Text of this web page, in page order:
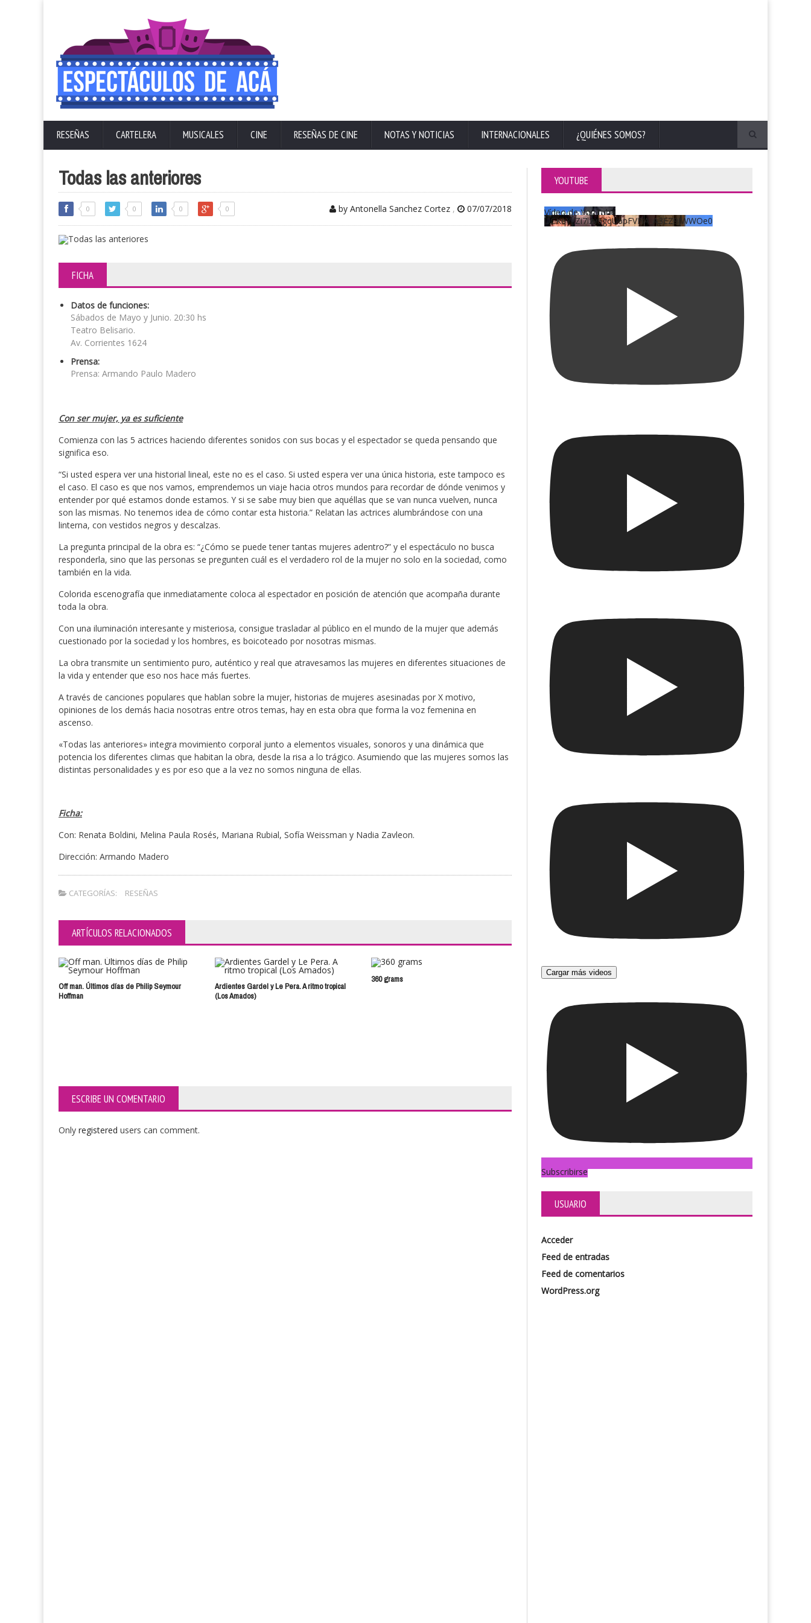
RESEÑAS CARTELERA MUSICALES CINE RESEÑAS DE CINE NOTAS Y NOTICIAS INTERNACIONALES ¿QUIÉNES SOMOS?
Todas las anteriores
0 0 0 0 by Antonella Sanchez Cortez , 07/07/2018
FICHA
Datos de funciones:
Sábados de Mayo y Junio. 20:30 hs
Teatro Belisario.
Av. Corrientes 1624
Prensa:
Prensa: Armando Paulo Madero
Con ser mujer, ya es suficiente
Comienza con las 5 actrices haciendo diferentes sonidos con sus bocas y el espectador se queda pensando que
significa eso.
“Si usted espera ver una historial lineal, este no es el caso. Si usted espera ver una única historia, este tampoco es
el caso. El caso es que nos vamos, emprendemos un viaje hacia otros mundos para recordar de dónde venimos y
entender por qué estamos donde estamos. Y si se sabe muy bien que aquéllas que se van nunca vuelven, nunca
son las mismas. No tenemos idea de cómo contar esta historia.” Relatan las actrices alumbrándose con una
linterna, con vestidos negros y descalzas.
La pregunta principal de la obra es: “¿Cómo se puede tener tantas mujeres adentro?” y el espectáculo no busca
responderla, sino que las personas se pregunten cuál es el verdadero rol de la mujer no solo en la sociedad, como
también en la vida.
Colorida escenografía que inmediatamente coloca al espectador en posición de atención que acompaña durante
toda la obra.
Con una iluminación interesante y misteriosa, consigue trasladar al público en el mundo de la mujer que además
cuestionado por la sociedad y los hombres, es boicoteado por nosotras mismas.
La obra transmite un sentimiento puro, auténtico y real que atravesamos las mujeres en diferentes situaciones de
la vida y entender que eso nos hace más fuertes.
A través de canciones populares que hablan sobre la mujer, historias de mujeres asesinadas por X motivo,
opiniones de los demás hacia nosotras entre otros temas, hay en esta obra que forma la voz femenina en
ascenso.
«Todas las anteriores» integra movimiento corporal junto a elementos visuales, sonoros y una dinámica que
potencia los diferentes climas que habitan la obra, desde la risa a lo trágico. Asumiendo que las mujeres somos las
distintas personalidades y es por eso que a la vez no somos ninguna de ellas.
Ficha:
Con: Renata Boldini, Melina Paula Rosés, Mariana Rubial, Sofía Weissman y Nadia Zavleon.
Dirección: Armando Madero
CATEGORÍAS: RESEÑAS
ARTÍCULOS RELACIONADOS
Off man. Últimos días de Philip Seymour
Hoffman
Ardientes Gardel y Le Pera. A ritmo tropical
(Los Amados)
360 grams
Titanic
ESCRIBE UN COMENTARIO
Only registered users can comment.
YOUTUBE
Vídeo de YouTube
UCKqYjiZi7lzy6gqU6pFVFiA_A3EZ9JWWOe0
Cargar más videos
Subscribirse
USUARIO
Acceder
Feed de entradas
Feed de comentarios
WordPress.org